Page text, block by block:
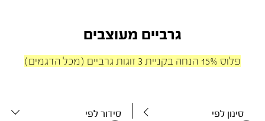
גרביים מעוצבים
פלוס 15% הנחה בקניית 3 זוגות גרביים (מכל הדגמים)
סינון לפי סידור לפי